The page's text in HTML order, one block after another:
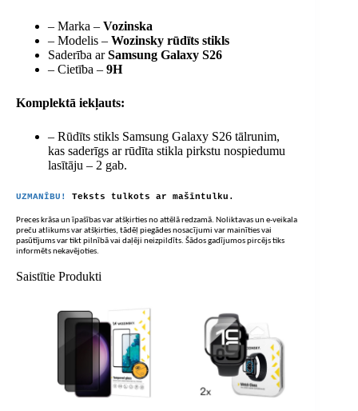
– Marka – Vozinska
– Modelis – Wozinsky rūdīts stikls
Saderība arSamsung Galaxy S26
– Cietība – 9H
Komplektā iekļauts:
– Rūdīts stikls Samsung Galaxy S26 tālrunim,
kas saderīgs ar rūdīta stikla pirkstu nospiedumu
lasītāju – 2 gab.
UZMANĪBU! Teksts tulkots ar mašīntulku.
Preces krāsa un īpašības var atšķirties no attēlā redzamā. Noliktavas un e-veikala
preču atlikums var atšķirties, tādēļ piegādes nosacījumi var mainīties vai
pasūtījums var tikt pilnībā vai daļēji neizpildīts. Šādos gadījumos pircējs tiks
informēts nekavējoties.
Saistītie Produkti